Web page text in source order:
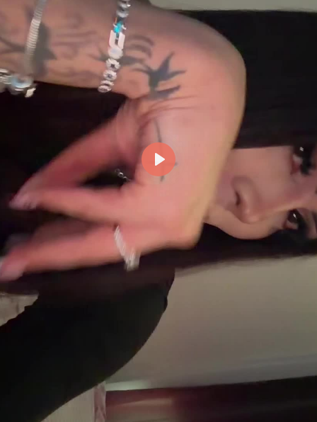
Reproducir